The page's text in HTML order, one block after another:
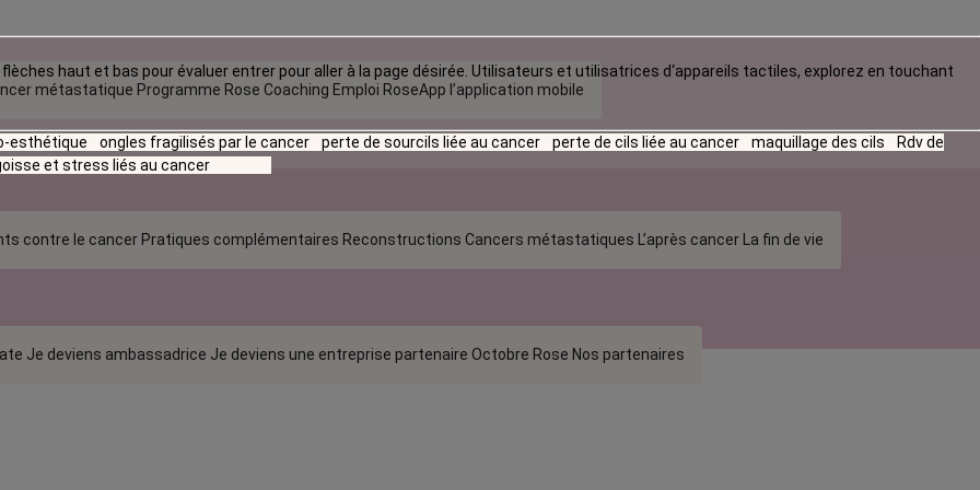
métastatique Programme Rose Coaching Emploi RoseApp l’application mobile
contre le cancer Pratiques complémentaires Reconstructions Cancers métastatiques L’après cancer La fin de vie
Je deviens ambassadrice Je deviens une entreprise partenaire Octobre Rose Nos partenaires
haut et bas pour évaluer entrer pour aller à la page désirée. Utilisateurs et utilisatrices d‘appareils tactiles, explorez en touchant
esthétique ongles fragilisés par le cancer perte de sourcils liée au cancer perte de cils liée au cancer maquillage des cils
Rdv de
et stress liés au cancer